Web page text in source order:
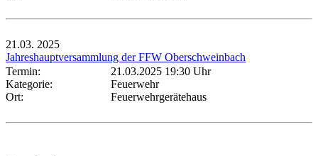
21.03. 2025
Jahreshauptversammlung der FFW Oberschweinbach
Termin:
21.03.2025 19:30 Uhr
Kategorie:
Feuerwehr
Ort:
Feuerwehrgerätehaus